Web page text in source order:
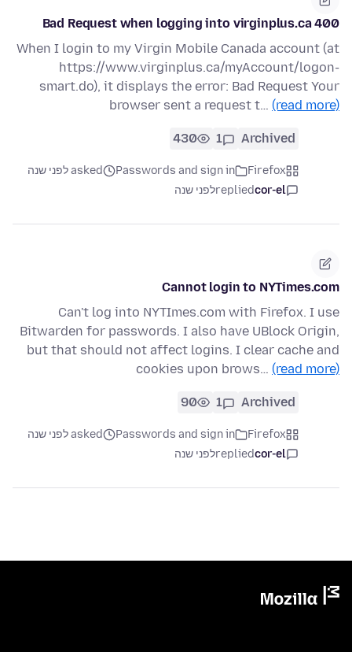
400 Bad Request when logging into virginplus.ca
When I login to my Virgin Mobile Canada account (at
https://www.virginplus.ca/myAccount/logon-
smart.do), it displays the error: Bad Request Your
browser sent a request t… (read more)
Archived
1
430
Firefox
Passwords and sign in
asked לפני שנה
cor-el
repliedלפני שנה
Cannot login to NYTimes.com
Can't log into NYTImes.com with Firefox. I use
Bitwarden for passwords. I also have UBlock Origin,
but that should not affect logins. I clear cache and
cookies upon brows… (read more)
Archived
1
90
Firefox
Passwords and sign in
asked לפני שנה
cor-el
repliedלפני שנה